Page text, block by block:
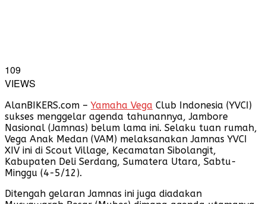
109
VIEWS
AlanBIKERS.com – Yamaha Vega Club Indonesia (YVCI)
sukses menggelar agenda tahunannya, Jambore
Nasional (Jamnas) belum lama ini. Selaku tuan rumah,
Vega Anak Medan (VAM) melaksanakan Jamnas YVCI
XIV ini di Scout Village, Kecamatan Sibolangit,
Kabupaten Deli Serdang, Sumatera Utara, Sabtu-
Minggu (4-5/12).
Ditengah gelaran Jamnas ini juga diadakan